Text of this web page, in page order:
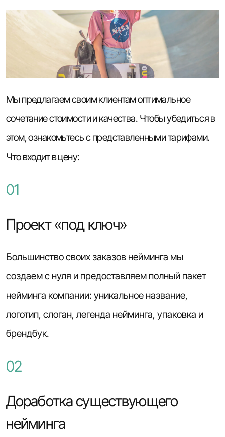
Мы предлагаем своим клиентам оптимальное
сочетание стоимости и качества. Чтобы убедиться в
этом, ознакомьтесь с представленными тарифами.
Что входит в цену:
01
Проект «под ключ»
Большинство своих заказов нейминга мы
создаем с нуля и предоставляем полный пакет
нейминга компании: уникальное название,
логотип, слоган, легенда нейминга, упаковка и
брендбук.
02
Доработка существующего
нейминга